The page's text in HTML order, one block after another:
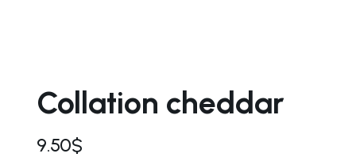
Collation cheddar
9.50$